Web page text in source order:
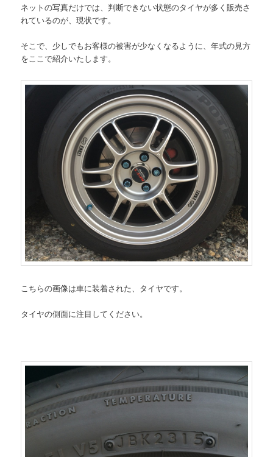
ネットの写真だけでは、判断できない状態のタイヤが多く販売さ
れているのが、現状です。
そこで、少しでもお客様の被害が少なくなるように、年式の見方
をここで紹介いたします。
こちらの画像は車に装着された、タイヤです。
タイヤの側面に注目してください。